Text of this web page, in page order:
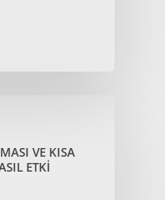
VE KISA
ETKI